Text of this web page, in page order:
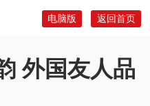
返回首页
电脑版
外国友人品